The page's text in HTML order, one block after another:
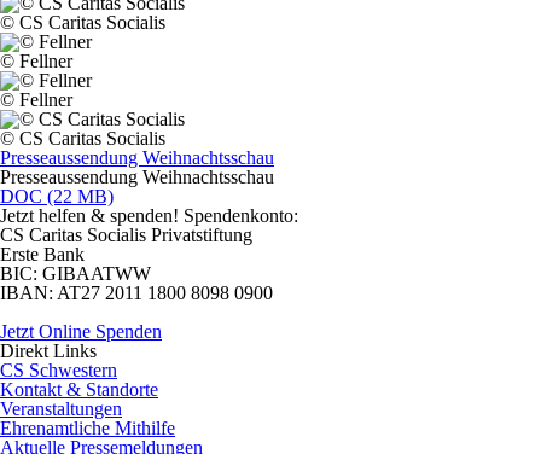
© CS Caritas Socialis
© Fellner
© Fellner
© CS Caritas Socialis
Presseaussendung Weihnachtsschau
Presseaussendung Weihnachtsschau
DOC (22 MB)
Jetzt helfen & spenden! Spendenkonto:
CS Caritas Socialis Privatstiftung
Erste Bank
BIC: GIBAATWW
IBAN: AT27 2011 1800 8098 0900
Jetzt Online Spenden
Direkt Links
CS Schwestern
Kontakt & Standorte
Veranstaltungen
Ehrenamtliche Mithilfe
Aktuelle Pressemeldungen